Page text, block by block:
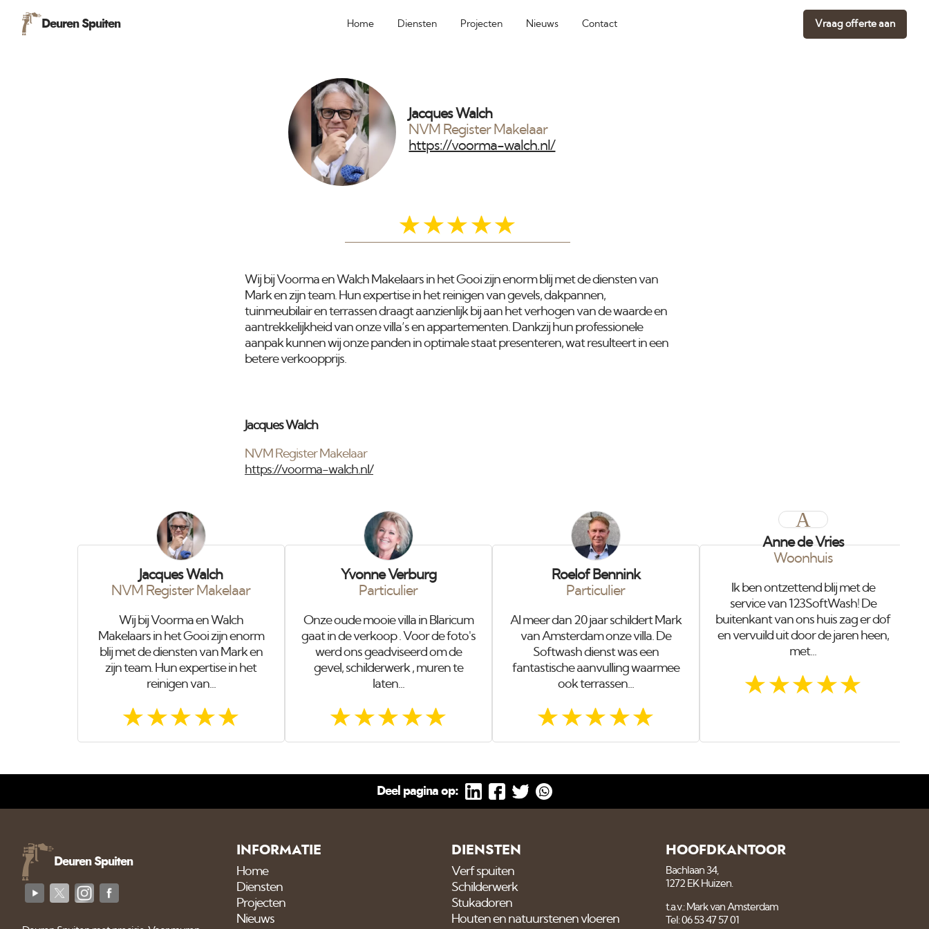
Deuren Spuiten Home Diensten Projecten Nieuws Contact Vraag offerte aan
Jacques Walch
NVM Register Makelaar
https://voorma-walch.nl/
Wij bij Voorma en Walch Makelaars in het Gooi zijn enorm blij met de diensten van
Mark en zijn team. Hun expertise in het reinigen van gevels, dakpannen,
tuinmeubilair en terrassen draagt aanzienlijk bij aan het verhogen van de waarde en
aantrekkelijkheid van onze villa’s en appartementen. Dankzij hun professionele
aanpak kunnen wij onze panden in optimale staat presenteren, wat resulteert in een
betere verkoopprijs.
Jacques Walch
NVM Register Makelaar
https://voorma-walch.nl/
Jacques Walch
NVM Register Makelaar
Wij bij Voorma en Walch
Makelaars in het Gooi zijn enorm
blij met de diensten van Mark en
zijn team. Hun expertise in het
reinigen van...
Yvonne Verburg
Particulier
Onze oude mooie villa in Blaricum
gaat in de verkoop . Voor de foto's
werd ons geadviseerd om de
gevel, schilderwerk , muren te
laten...
Roelof Bennink
Particulier
Al meer dan 20 jaar schildert Mark
van Amsterdam onze villa. De
Softwash dienst was een
fantastische aanvulling waarmee
ook terrassen...
A
Anne de Vries
Woonhuis
Ik ben ontzettend blij met de
service van 123SoftWash! De
buitenkant van ons huis zag er dof
en vervuild uit door de jaren heen,
met...
Deel pagina op:
Deuren Spuiten
INFORMATIE
Home
Diensten
Projecten
Nieuws
DIENSTEN
Verf spuiten
Schilderwerk
Stukadoren
Houten en natuurstenen vloeren
HOOFDKANTOOR
Bachlaan 34,
1272 EK Huizen.
t.a.v.: Mark van Amsterdam
Tel: 06 53 47 57 01